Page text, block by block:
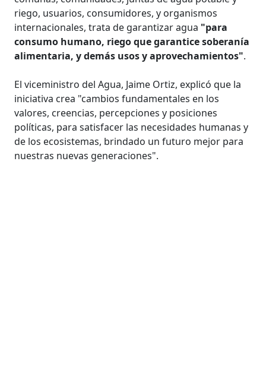
riego, usuarios, consumidores, y organismos
internacionales, trata de garantizar agua "para
consumo humano, riego que garantice soberanía
alimentaria, y demás usos y aprovechamientos".
El viceministro del Agua, Jaime Ortiz, explicó que la
iniciativa crea "cambios fundamentales en los
valores, creencias, percepciones y posiciones
políticas, para satisfacer las necesidades humanas y
de los ecosistemas, brindado un futuro mejor para
nuestras nuevas generaciones".